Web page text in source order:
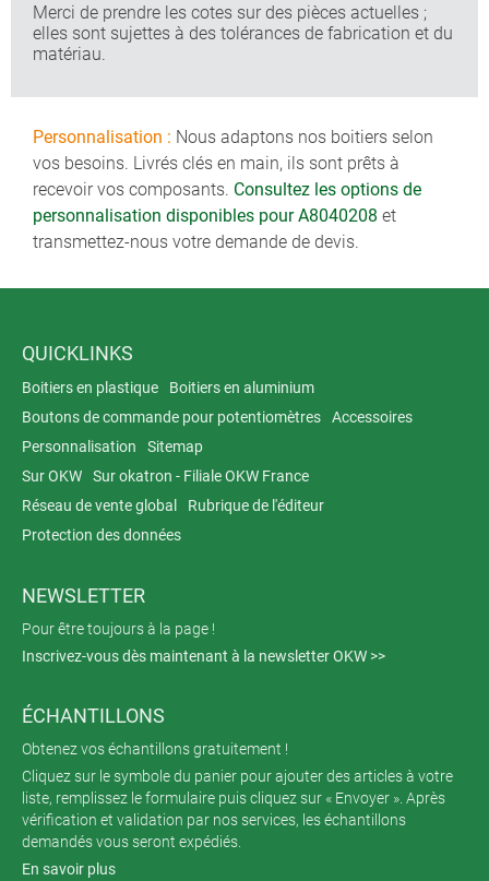
Merci de prendre les cotes sur des pièces actuelles ;
elles sont sujettes à des tolérances de fabrication et du
matériau.
Personnalisation : Nous adaptons nos boitiers selon
vos besoins. Livrés clés en main, ils sont prêts à
recevoir vos composants. Consultez les options de
personnalisation disponibles pour A8040208 et
transmettez-nous votre demande de devis.
QUICKLINKS
Boitiers en plastique
Boitiers en aluminium
Boutons de commande pour potentiomètres
Accessoires
Personnalisation
Sitemap
Sur OKW
Sur okatron - Filiale OKW France
Réseau de vente global
Rubrique de l'éditeur
Protection des données
NEWSLETTER
Pour être toujours à la page !
Inscrivez-vous dès maintenant à la newsletter OKW >>
ÉCHANTILLONS
Obtenez vos échantillons gratuitement !
Cliquez sur le symbole du panier pour ajouter des articles à votre
liste, remplissez le formulaire puis cliquez sur « Envoyer ». Après
vérification et validation par nos services, les échantillons
demandés vous seront expédiés.
En savoir plus